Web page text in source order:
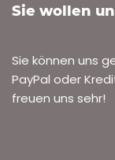
Sie wollen
Sie können uns
PayPal oder
freuen uns sehr!